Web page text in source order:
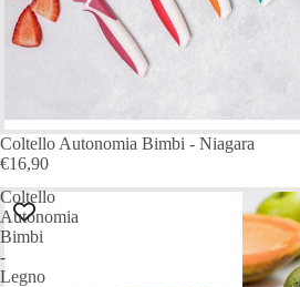
Coltello Autonomia Bimbi - Niagara
€16,90
Coltello
Autonomia
Bimbi
-
Legno